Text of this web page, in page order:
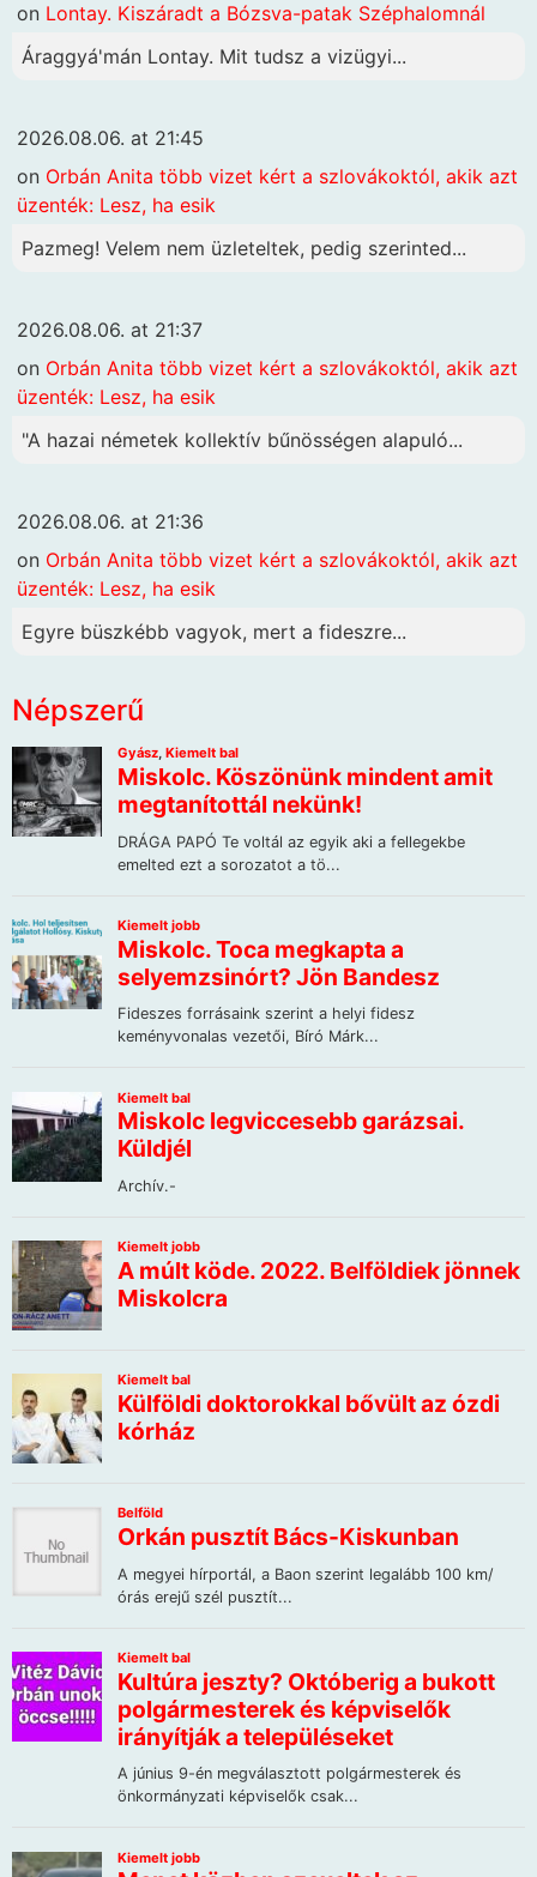
on Lontay. Kiszáradt a Bózsva-patak Széphalomnál
Áraggyá'mán Lontay. Mit tudsz a vizügyi...
2026.08.06. at 21:45
on Orbán Anita több vizet kért a szlovákoktól, akik azt
üzenték: Lesz, ha esik
Pazmeg! Velem nem üzleteltek, pedig szerinted...
2026.08.06. at 21:37
on Orbán Anita több vizet kért a szlovákoktól, akik azt
üzenték: Lesz, ha esik
"A hazai németek kollektív bűnösségen alapuló...
2026.08.06. at 21:36
on Orbán Anita több vizet kért a szlovákoktól, akik azt
üzenték: Lesz, ha esik
Egyre büszkébb vagyok, mert a fideszre...
Népszerű